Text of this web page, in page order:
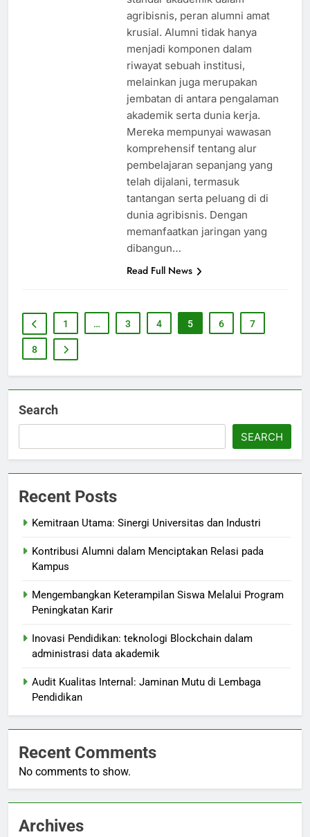
agribisnis, peran alumni amat
krusial. Alumni tidak hanya
menjadi komponen dalam
riwayat sebuah institusi,
melainkan juga merupakan
jembatan di antara pengalaman
akademik serta dunia kerja.
Mereka mempunyai wawasan
komprehensif tentang alur
pembelajaran sepanjang yang
telah dijalani, termasuk
tantangan serta peluang di di
dunia agribisnis. Dengan
memanfaatkan jaringan yang
dibangun…
Read Full News
1 … 3 4 5 6 7
8
Search
SEARCH
Recent Posts
Kemitraan Utama: Sinergi Universitas dan Industri
Kontribusi Alumni dalam Menciptakan Relasi pada
Kampus
Mengembangkan Keterampilan Siswa Melalui Program
Peningkatan Karir
Inovasi Pendidikan: teknologi Blockchain dalam
administrasi data akademik
Audit Kualitas Internal: Jaminan Mutu di Lembaga
Pendidikan
Recent Comments
No comments to show.
Archives